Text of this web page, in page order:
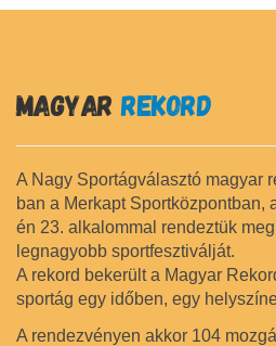
MAGYARREKORD
A Nagy Sportágválasztó magyar
ban a Merkapt Sportközpontban,
én 23. alkalommal rendeztük
legnagyobb sportfesztiválját.
A rekord bekerült a Magyar
sportág egy időben, egy
A rendezvényen akkor 104